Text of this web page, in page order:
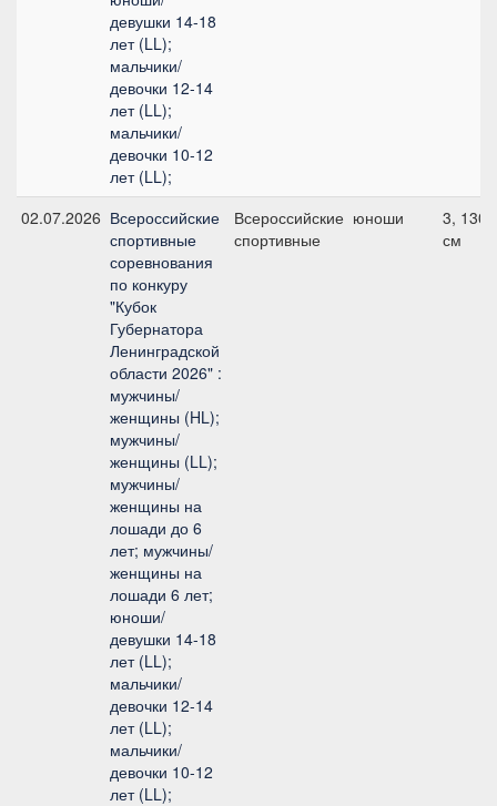
девушки 14-18
лет (LL);
мальчики/
девочки 12-14
лет (LL);
мальчики/
девочки 10-12
лет (LL);
02.07.2026 Всероссийские
спортивные
соревнования
по конкуру
"Кубок
Губернатора
Ленинградской
области 2026" :
мужчины/
женщины (HL);
мужчины/
женщины (LL);
мужчины/
женщины на
лошади до 6
лет; мужчины/
женщины на
лошади 6 лет;
юноши/
девушки 14-18
лет (LL);
мальчики/
девочки 12-14
лет (LL);
мальчики/
девочки 10-12
лет (LL);
Всероссийские
спортивные
юноши
3, 130
см